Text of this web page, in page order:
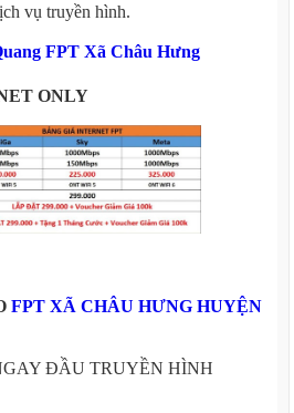
vụ truyền hình.
FPT Xã Châu Hưng
ONLY
FPT XÃ CHÂU HƯNG HUYỆN
ĐẦU TRUYỀN HÌNH